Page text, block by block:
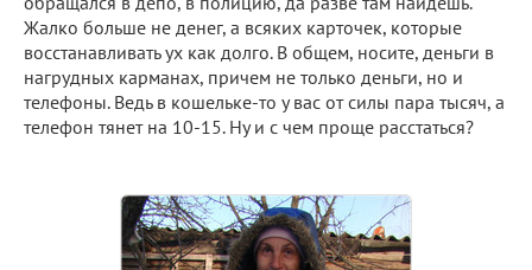
Жалко больше не денег, а всяких карточек, которые
восстанавливать ух как долго. В общем, носите, деньги в
нагрудных карманах, причем не только деньги, но и
телефоны. Ведь в кошельке-то у вас от силы пара тысяч, а
телефон тянет на 10-15. Ну и с чем проще расстаться?